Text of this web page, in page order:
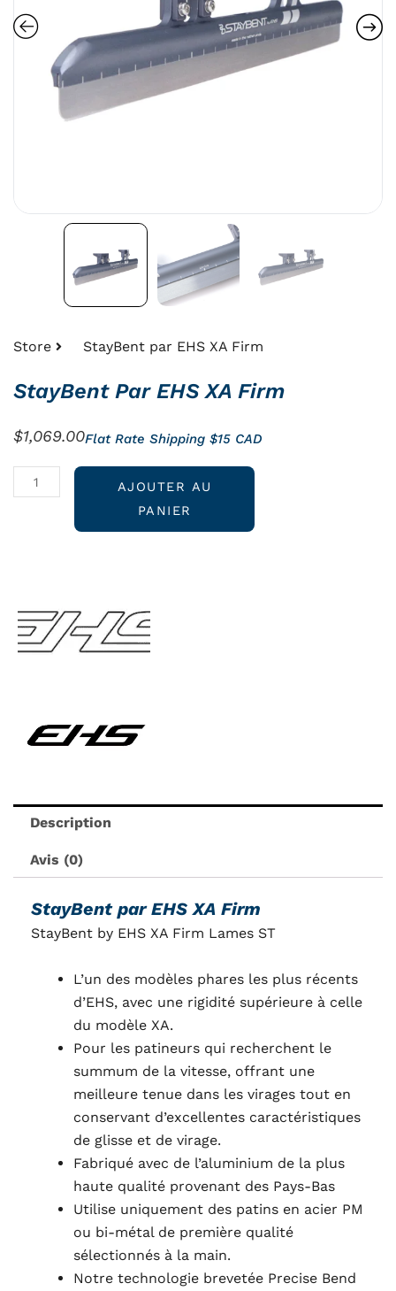
Store StayBent par EHS XA Firm
StayBent Par EHS XA Firm
$1,069.00Flat Rate Shipping $15 CAD
quantité
de
Firm
AJOUTER AU
PANIER
Description
Avis (0)
StayBent par EHS XA Firm
StayBent by EHS XA Firm Lames ST
L’un des modèles phares les plus récents
d’EHS, avec une rigidité supérieure à celle
du modèle XA.
Pour les patineurs qui recherchent le
summum de la vitesse, offrant une
meilleure tenue dans les virages tout en
conservant d’excellentes caractéristiques
de glisse et de virage.
Fabriqué avec de l’aluminium de la plus
haute qualité provenant des Pays-Bas
Utilise uniquement des patins en acier PM
ou bi-métal de première qualité
sélectionnés à la main.
Notre technologie brevetée Precise Bend